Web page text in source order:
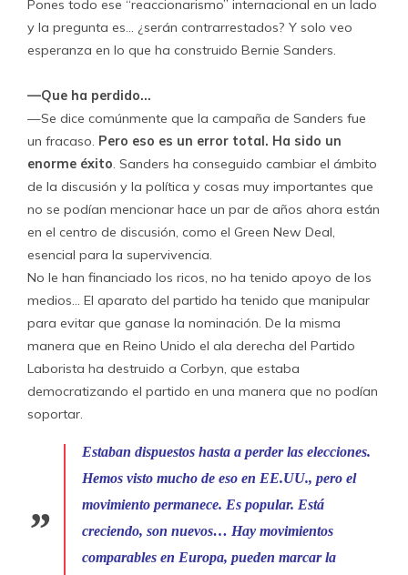
Pones todo ese “reaccionarismo” internacional en un lado
y la pregunta es… ¿serán contrarrestados? Y solo veo
esperanza en lo que ha construido Bernie Sanders.
—Que ha perdido…
—Se dice comúnmente que la campaña de Sanders fue
un fracaso. Pero eso es un error total. Ha sido un
enorme éxito. Sanders ha conseguido cambiar el ámbito
de la discusión y la política y cosas muy importantes que
no se podían mencionar hace un par de años ahora están
en el centro de discusión, como el Green New Deal,
esencial para la supervivencia.
No le han financiado los ricos, no ha tenido apoyo de los
medios… El aparato del partido ha tenido que manipular
para evitar que ganase la nominación. De la misma
manera que en Reino Unido el ala derecha del Partido
Laborista ha destruido a Corbyn, que estaba
democratizando el partido en una manera que no podían
soportar.
Estaban dispuestos hasta a perder las elecciones.
Hemos visto mucho de eso en EE.UU., pero el
movimiento permanece. Es popular. Está
creciendo, son nuevos… Hay movimientos
comparables en Europa, pueden marcar la